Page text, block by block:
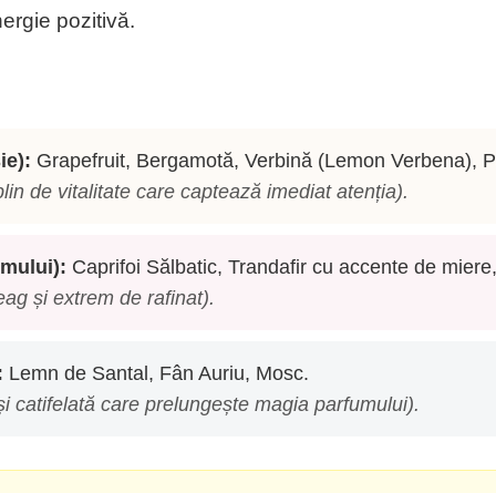
pozitivă.
Grapefruit, Bergamotă, Verbină (Lemon Verbena),
de vitalitate care captează imediat atenția).
Caprifoi Sălbatic, Trandafir cu accente de
și extrem de rafinat).
Lemn de Santal, Fân Auriu, Mosc.
catifelată care prelungește magia parfumului).